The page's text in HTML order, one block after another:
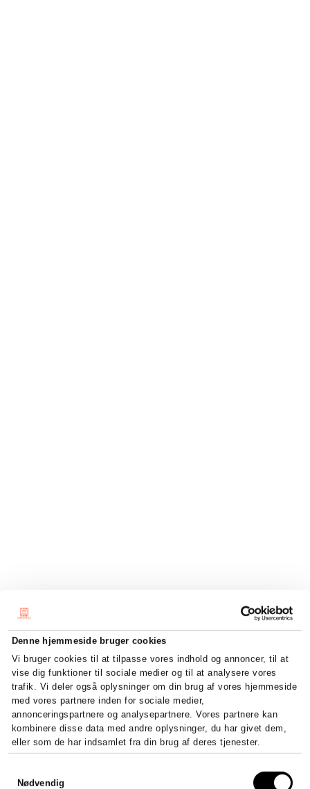
Denne hjemmeside bruger cookies
Vi bruger cookies til at tilpasse vores indhold og annoncer, til at
vise dig funktioner til sociale medier og til at analysere vores
trafik. Vi deler også oplysninger om din brug af vores hjemmeside
med vores partnere inden for sociale medier,
annonceringspartnere og analysepartnere. Vores partnere kan
kombinere disse data med andre oplysninger, du har givet dem,
eller som de har indsamlet fra din brug af deres tjenester.
Nødvendig
Sådan stifter du et ApS – krav,